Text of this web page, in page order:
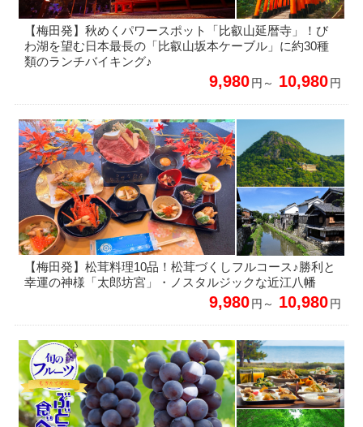
【梅田発】秋めくパワースポット「比叡山延暦寺」！び
わ湖を望む日本最長の「比叡山坂本ケーブル」に約30種
類のランチバイキング♪
9,980円～ 10,980円
【梅田発】松茸料理10品！松茸づくしフルコース♪勝利と
幸運の神様「太郎坊宮」・ノスタルジックな近江八幡
9,980円～ 10,980円